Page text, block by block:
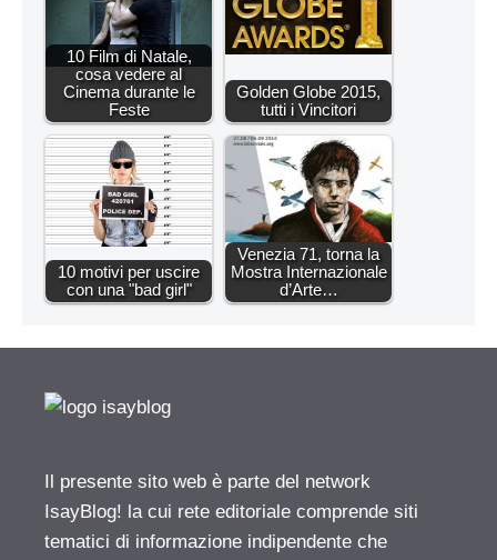
10 Film di Natale,
cosa vedere al
Cinema durante le
Feste
Golden Globe 2015,
tutti i Vincitori
10 motivi per uscire
con una "bad girl"
Venezia 71, torna la
Mostra Internazionale
d’Arte…
Il presente sito web è parte del network
IsayBlog! la cui rete editoriale comprende siti
tematici di informazione indipendente che